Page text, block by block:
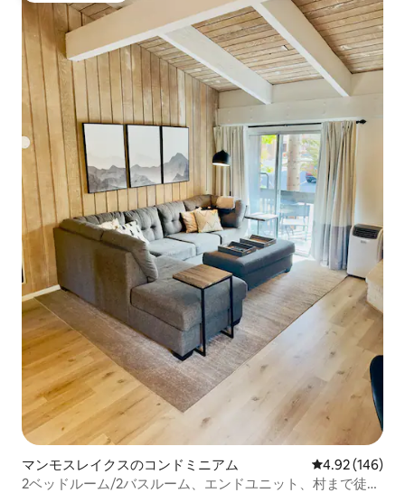
マンモスレイクスのコンドミニアム レビュー146
4.92 (146)
2ベッドルーム/2バスルーム、エンドユニット、村まで徒